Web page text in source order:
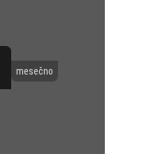
mesečno